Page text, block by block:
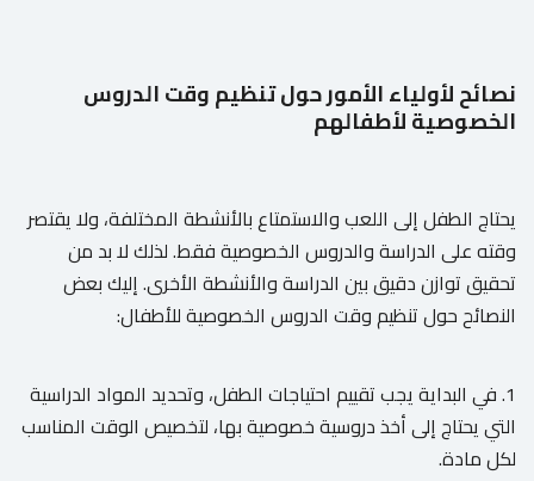
نصائح لأولياء الأمور حول تنظيم وقت الدروس
الخصوصية لأطفالهم
يحتاج الطفل إلى اللعب والاستمتاع بالأنشطة المختلفة، ولا يقتصر
وقته على الدراسة والدروس الخصوصية فقط. لذلك لا بد من
تحقيق توازن دقيق بين الدراسة والأنشطة الأخرى. إليك بعض
النصائح حول تنظيم وقت الدروس الخصوصية للأطفال:
1. في البداية يجب تقييم احتياجات الطفل، وتحديد المواد الدراسية
التي يحتاج إلى أخذ دروسية خصوصية بها، لتخصيص الوقت المناسب
لكل مادة.